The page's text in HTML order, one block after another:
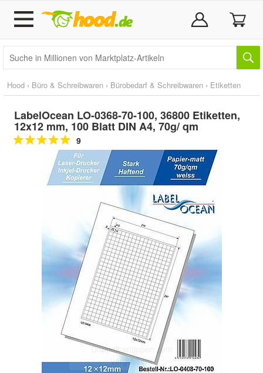
Hood › Büro & Schreibwaren › Bürobedarf & Schreibwaren › Etiketten
LabelOcean LO-0368-70-100, 36800 Etiketten,
12x12 mm, 100 Blatt DIN A4, 70g/ qm
9
Doppelt antippen zum
vergrößern